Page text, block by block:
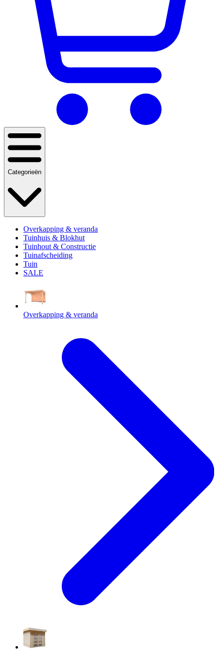
Categorieën
Overkapping & veranda
Tuinhuis & Blokhut
Tuinhout & Constructie
Tuinafscheiding
Tuin
SALE
Overkapping & veranda